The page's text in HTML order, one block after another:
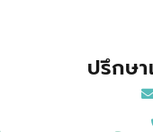
ปรึกษ